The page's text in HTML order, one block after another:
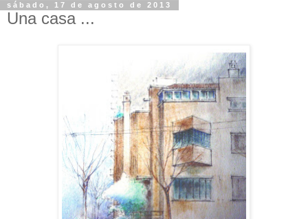
sábado, 17 de agosto de 2013
Una casa ...